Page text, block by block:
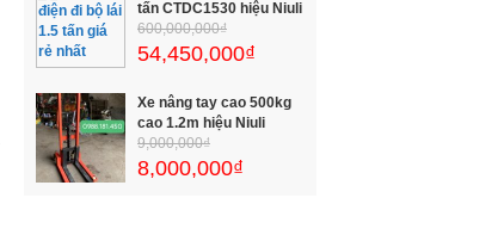
tấn CTDC1530 hiệu Niuli
600,000,000₫
54,450,000₫
Xe nâng tay cao 500kg
cao 1.2m hiệu Niuli
9,000,000₫
8,000,000₫